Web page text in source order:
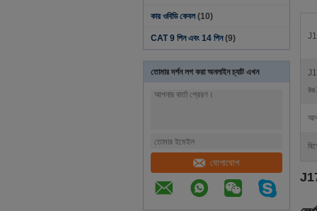
কার ওবিডি কেবল (10)
CAT 9 পিন এবং 14 পিন (9)
তোমার দর্শন লগ করা অনলাইন চ্যাট এখন
যোগাযোগ
রঙ: